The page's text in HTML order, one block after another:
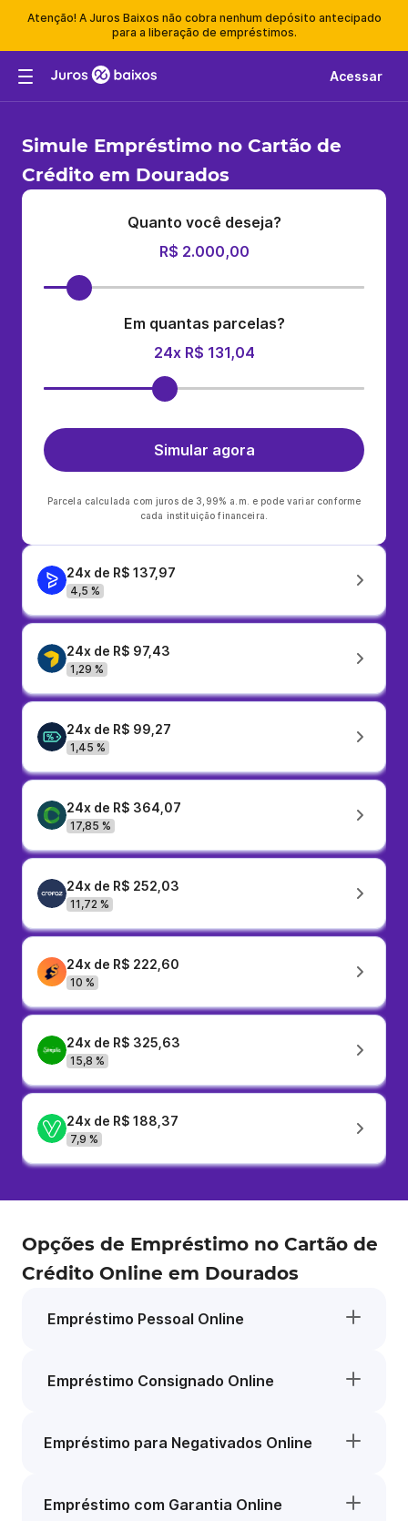
Atenção! A Juros Baixos não cobra nenhum depósito antecipado
para a liberação de empréstimos.
Acessar
Simule Empréstimo no Cartão de
Crédito em Dourados
Quanto você deseja?
R$ 2.000,00
Em quantas parcelas?
24x R$ 131,04
Simular agora
Parcela calculada com juros de 3,99% a.m. e pode variar conforme
cada instituição financeira.
24x de R$ 137,97
4,5 %
24x de R$ 97,43
1,29 %
24x de R$ 99,27
1,45 %
24x de R$ 364,07
17,85 %
24x de R$ 252,03
11,72 %
24x de R$ 222,60
10 %
24x de R$ 325,63
15,8 %
24x de R$ 188,37
7,9 %
Opções de Empréstimo no Cartão de
Crédito Online em Dourados
Empréstimo Pessoal Online
Empréstimo Consignado Online
Empréstimo para Negativados Online
Empréstimo com Garantia Online